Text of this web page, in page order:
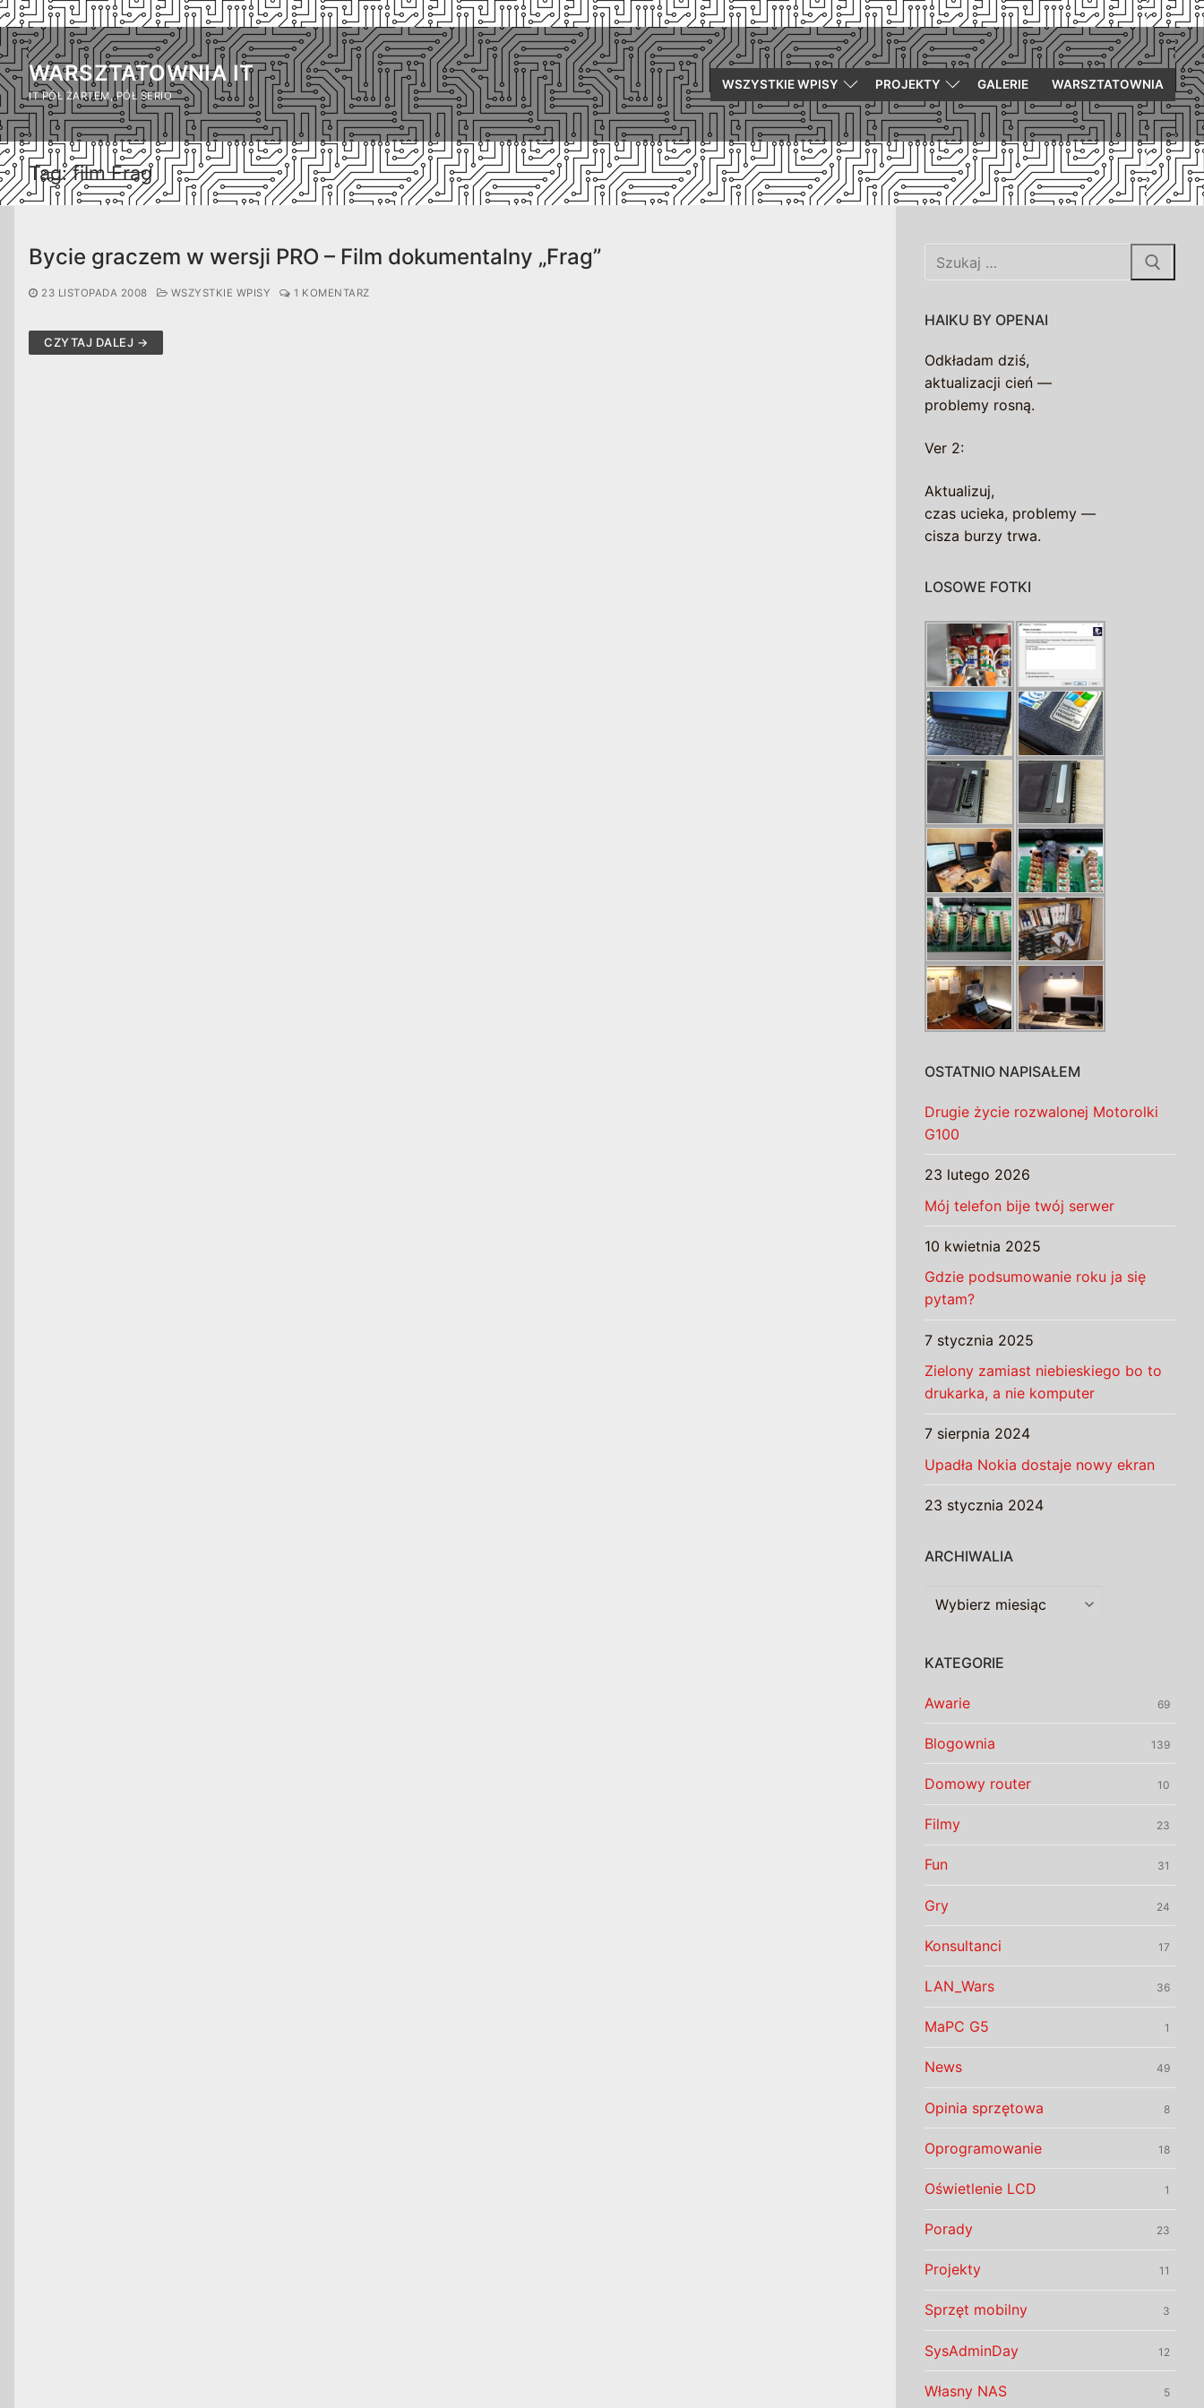
Przejdź
do
treściWARSZTATOWNIA IT
IT PÓŁ ŻARTEM, PÓŁ SERIO
WSZYSTKIE WPISY PROJEKTY GALERIE WARSZTATOWNIA
Tag:film Frag
Bycie graczem w wersji PRO – Film dokumentalny „Frag”
23 LISTOPADA 2008 WSZYSTKIE WPISY 1 KOMENTARZ
CZYTAJ DALEJ →
Szukaj:
HAIKU BY OPENAI
Odkładam dziś,
aktualizacji cień —
problemy rosną.
Ver 2:
Aktualizuj,
czas ucieka, problemy —
cisza burzy trwa.
LOSOWE FOTKI
OSTATNIO NAPISAŁEM
Drugie życie rozwalonej Motorolki
G100
23 lutego 2026
Mój telefon bije twój serwer
10 kwietnia 2025
Gdzie podsumowanie roku ja się
pytam?
7 stycznia 2025
Zielony zamiast niebieskiego bo to
drukarka, a nie komputer
7 sierpnia 2024
Upadła Nokia dostaje nowy ekran
23 stycznia 2024
ARCHIWALIA
Archiwalia
KATEGORIE
Awarie 69
Blogownia 139
Domowy router 10
Filmy 23
Fun 31
Gry 24
Konsultanci 17
LAN_Wars 36
MaPC G5 1
News 49
Opinia sprzętowa 8
Oprogramowanie 18
Oświetlenie LCD 1
Porady 23
Projekty 11
Sprzęt mobilny 3
SysAdminDay 12
Własny NAS 5